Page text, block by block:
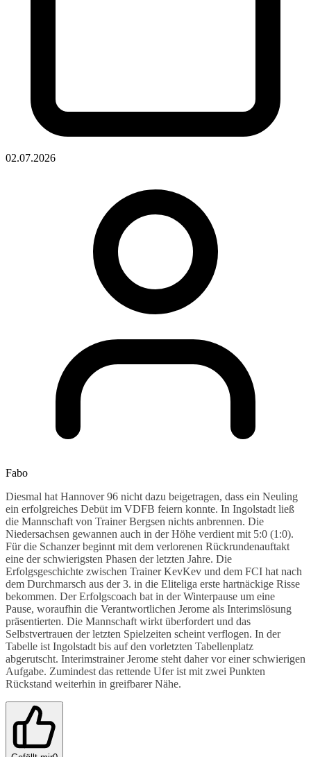
02.07.2026
Fabo
Diesmal hat Hannover 96 nicht dazu beigetragen, dass ein Neuling
ein erfolgreiches Debüt im VDFB feiern konnte. In Ingolstadt ließ
die Mannschaft von Trainer Bergsen nichts anbrennen. Die
Niedersachsen gewannen auch in der Höhe verdient mit 5:0 (1:0).
Für die Schanzer beginnt mit dem verlorenen Rückrundenauftakt
eine der schwierigsten Phasen der letzten Jahre. Die
Erfolgsgeschichte zwischen Trainer KevKev und dem FCI hat nach
dem Durchmarsch aus der 3. in die Eliteliga erste hartnäckige Risse
bekommen. Der Erfolgscoach bat in der Winterpause um eine
Pause, woraufhin die Verantwortlichen Jerome als Interimslösung
präsentierten. Die Mannschaft wirkt überfordert und das
Selbstvertrauen der letzten Spielzeiten scheint verflogen. In der
Tabelle ist Ingolstadt bis auf den vorletzten Tabellenplatz
abgerutscht. Interimstrainer Jerome steht daher vor einer schwierigen
Aufgabe. Zumindest das rettende Ufer ist mit zwei Punkten
Rückstand weiterhin in greifbarer Nähe.